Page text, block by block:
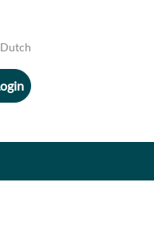
Dutch